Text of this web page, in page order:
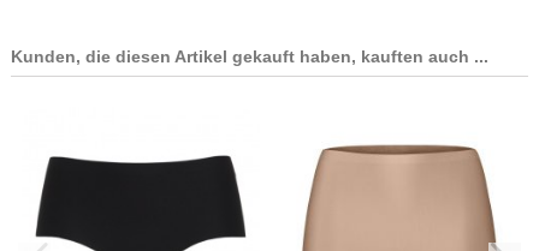
Kunden, die diesen Artikel gekauft haben, kauften auch ...